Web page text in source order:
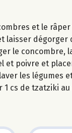
et le
laisser dégorger
le concombre,
et poivre et
les légumes
1 cs de tzatziki